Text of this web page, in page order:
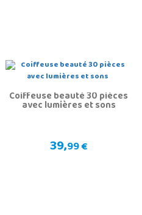
Coiffeuse beauté 30 pièces
avec lumières et sons
39,99 €